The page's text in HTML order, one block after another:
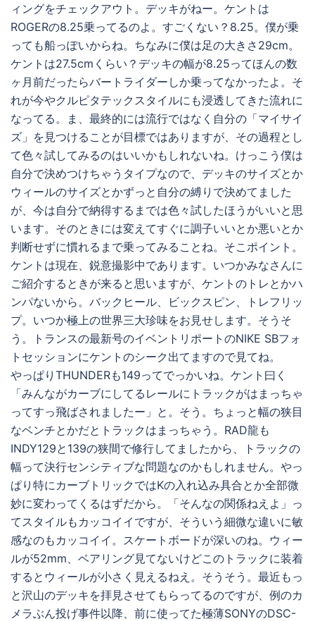
ィングをチェックアウト。デッキがねー。ケントは
ROGERの8.25乗ってるのよ。すごくない？8.25。僕が乗
っても船っぽいからね。ちなみに僕は足の大きさ29cm。
ケントは27.5cmくらい？デッキの幅が8.25ってほんの数
ヶ月前だったらバートライダーしか乗ってなかったよ。そ
れが今やクルピタテックスタイルにも浸透してきた流れに
なってる。ま、最終的には流行ではなく自分の「マイサイ
ズ」を見つけることが目標ではありますが、その過程とし
て色々試してみるのはいいかもしれないね。けっこう僕は
自分で決めつけちゃうタイプなので、デッキのサイズとか
ウィールのサイズとかずっと自分の縛りで決めてました
が、今は自分で納得するまでは色々試したほうがいいと思
います。そのときには変えてすぐに調子いいとか悪いとか
判断せずに慣れるまで乗ってみることね。そこポイント。
ケントは現在、鋭意撮影中であります。いつかみなさんに
ご紹介するときが来ると思いますが、ケントのトレとかハ
ンパないから。バックヒール、ビックスピン、トレフリッ
プ。いつか極上の世界三大珍味をお見せします。そうそ
う。トランスの最新号のイベントリポートのNIKE SBフォ
トセッションにケントのシーク出てますので見てね。
やっぱりTHUNDERも149ってでっかいね。ケント曰く
「みんながカーブにしてるレールにトラックがはまっちゃ
ってすっ飛ばされましたー」と。そう。ちょっと幅の狭目
なベンチとかだとトラックはまっちゃう。RAD龍も
INDY129と139の狭間で修行してましたから、トラックの
幅って決行センシティブな問題なのかもしれません。やっ
ぱり特にカーブトリックではKの入れ込み具合とか全部微
妙に変わってくるはずだから。「そんなの関係ねえよ」っ
てスタイルもカッコイイですが、そういう細微な違いに敏
感なのもカッコイイ。スケートボードが深いのね。ウィー
ルが52mm、ベアリング見てないけどこのトラックに装着
するとウィールが小さく見えるねえ。そうそう。最近もっ
と沢山のデッキを拝見させてもらってるのですが、例のカ
メラぶん投げ事件以降、前に使ってた極薄SONYのDSC-